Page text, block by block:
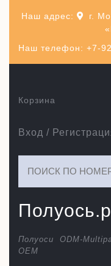
Наш телефон: +7-
Наш адрес:
г.
Полуоси ODM-
ОЕМ
Вход /
Корзина